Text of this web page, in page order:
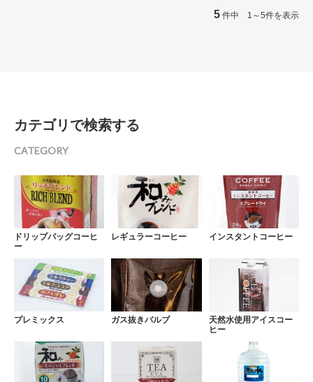
5 件中 1～5件を表示
カテゴリで検索する
CATEGORY
ドリップバッグコーヒ
ー
レギュラーコーヒー インスタントコーヒー
プレミックス ガス抜きバルブ
天然水使用アイスコー
ヒー